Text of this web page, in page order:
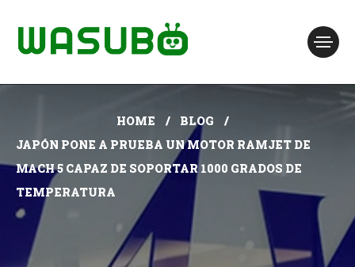
HOME
BLOG
JAPÓN PONE A PRUEBA UN MOTOR RAMJET DE
MACH 5 CAPAZ DE SOPORTAR 1000 GRADOS DE
TEMPERATURA